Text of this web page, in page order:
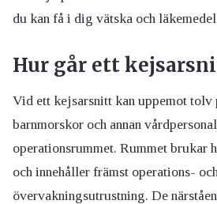
du kan få i dig vätska och
Hur går ett
Vid ett kejsarsnitt kan uppemot tolv
barnmorskor och annan
operationsrummet. Rummet brukar
och innehåller främst operations-
övervakningsutrustning. De